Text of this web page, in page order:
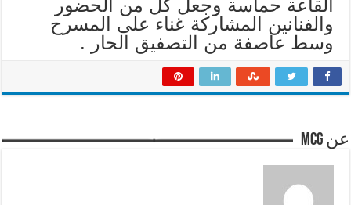
القاعة حماسة وجعل كل من الحضور
والفنانين المشاركة غناء على المسرح
وسط عاصفة من التصفيق الحار .
عن mcg